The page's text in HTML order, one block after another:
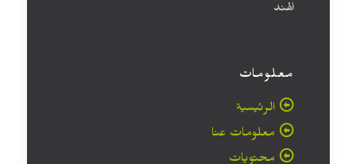
الهند
معلومات
الرئيسية
معلومات عنا
محتويات